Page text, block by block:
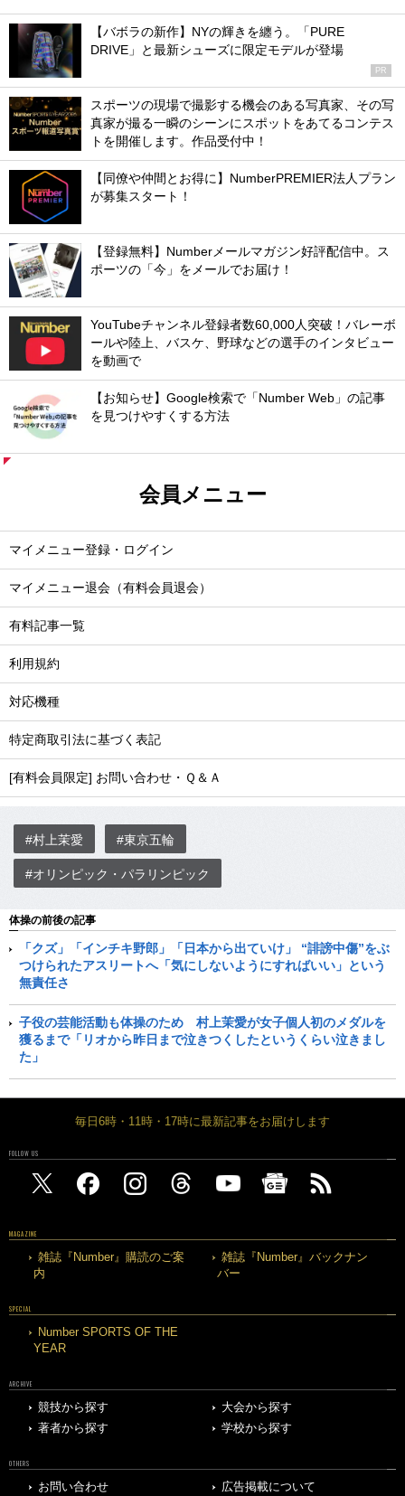
【バボラの新作】NYの輝きを纏う。「PURE
DRIVE」と最新シューズに限定モデルが登場
PR
スポーツの現場で撮影する機会のある写真家、その写
真家が撮る一瞬のシーンにスポットをあてるコンテス
トを開催します。作品受付中！
【同僚や仲間とお得に】NumberPREMIER法人プラン
が募集スタート！
【登録無料】Numberメールマガジン好評配信中。ス
ポーツの「今」をメールでお届け！
YouTubeチャンネル登録者数60,000人突破！バレーボ
ールや陸上、バスケ、野球などの選手のインタビュー
を動画で
【お知らせ】Google検索で「Number Web」の記事
を見つけやすくする方法
会員メニュー
マイメニュー登録・ログイン
マイメニュー退会（有料会員退会）
有料記事一覧
利用規約
対応機種
特定商取引法に基づく表記
[有料会員限定] お問い合わせ・Ｑ＆Ａ
#村上茉愛 #東京五輪
#オリンピック・パラリンピック
体操の前後の記事
「クズ」「インチキ野郎」「日本から出ていけ」 “誹謗中傷”をぶ
つけられたアスリートへ「気にしないようにすればいい」という
無責任さ
子役の芸能活動も体操のため 村上茉愛が女子個人初のメダルを
獲るまで「リオから昨日まで泣きつくしたというくらい泣きまし
た」
毎日6時・11時・17時に最新記事をお届けします
FOLLOW US
MAGAZINE
雑誌『Number』購読のご案
内
雑誌『Number』バックナン
バー
SPECIAL
Number SPORTS OF THE
YEAR
ARCHIVE
競技から探す
大会から探す
著者から探す
学校から探す
OTHERS
お問い合わせ 広告掲載について